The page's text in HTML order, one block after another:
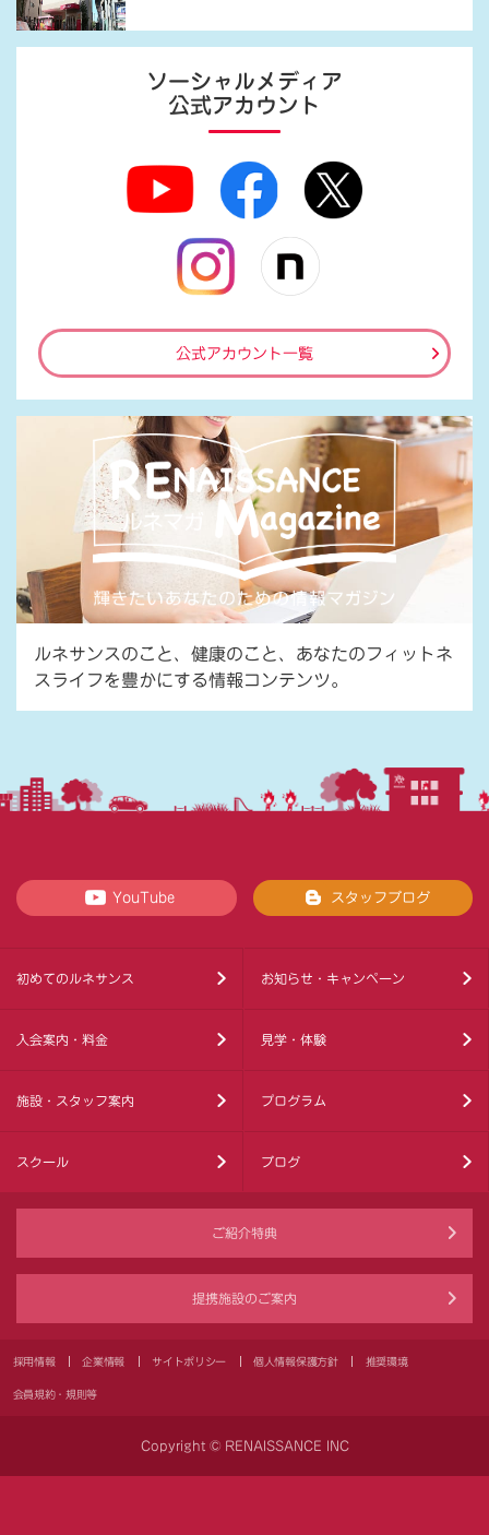
ソーシャルメディア
公式アカウント
公式アカウント一覧
ルネサンスのこと、健康のこと、あなたのフィットネ
スライフを豊かにする情報コンテンツ。
YouTube スタッフブログ
初めてのルネサンス お知らせ・キャンペーン
入会案内・料金 見学・体験
施設・スタッフ案内 プログラム
スクール ブログ
ご紹介特典
提携施設のご案内
採用情報 企業情報 サイトポリシー 個人情報保護方針 推奨環境
会員規約・規則等
Copyright © RENAISSANCE INC